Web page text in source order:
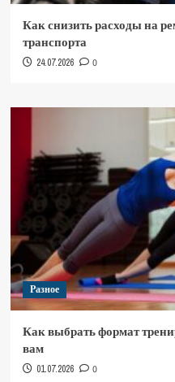
Как снизить расходы на
транспорта
24.07.2026 0
Разное
Как выбрать формат
вам
01.07.2026 0